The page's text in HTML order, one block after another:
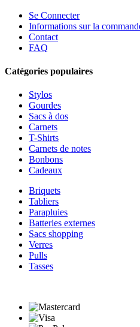
Se Connecter
Informations sur la
Contact
FAQ
Catégories populaires
Stylos
Gourdes
Sacs à dos
Carnets
T-Shirts
Carnets de notes
Bonbons
Cadeaux
Briquets
Tabliers
Parapluies
Batteries externes
Sacs shopping
Verres
Pulls
Tasses